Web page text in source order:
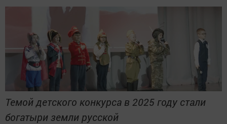
Темой детского конкурса в 2025 году стали
богатыри земли русской